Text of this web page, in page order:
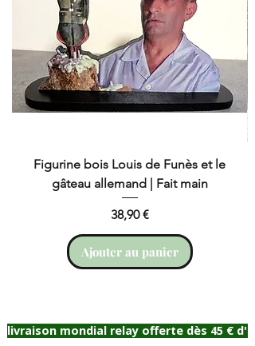
Figurine bois Louis de Funès et le
gâteau allemand | Fait main
Prix
38,90 €
Ajouter au panier
livraison mondial relay offerte dès 45 €